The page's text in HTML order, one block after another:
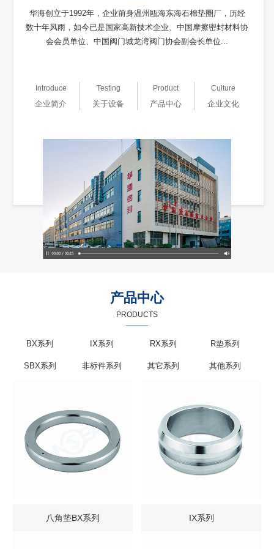
华海创立于1992年，企业前身温州瓯海东海石棉垫圈厂，历经
数十年风雨，如今已是国家高新技术企业、中国摩擦密封材料协
会会员单位、中国阀门城龙湾阀门协会副会长单位...
Introduce
企业简介
Testing
关于设备
Product
产品中心
Culture
企业文化
产品中心
PRODUCTS
BX系列 IX系列 RX系列 R垫系列
SBX系列 非标件系列 其它系列 其他系列
八角垫BX系列 IX系列